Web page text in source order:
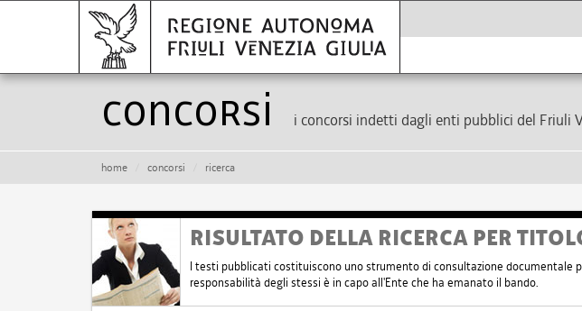
Concorsi i concorsi indetti dagli enti pubblici del Friuli
home concorsi ricerca
RISULTATO DELLA RICERCA PER
I testi pubblicati costituiscono uno strumento di consultazione documentale
responsabilità degli stessi è in capo all'Ente che ha emanato il bando.